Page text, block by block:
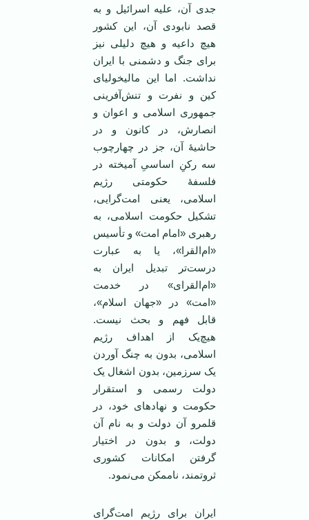
جدی آن، علیه اسرائیل و به
قصد نابودی آن، این کشور
هیچ داعیه و هیچ دلیلی نیز
برای جنگ و دشمنی با ایران
نداشت. اما این مالیخولیای
کین‌ و نفرت و تنش‌آفرینی
جمهوری اسلامی و اعوان و
انصارش، در کانون و در
حاشیۀ آن، جز در چهارچوب
سه رکنِ اساسیِ آمیخته در
فلسفۀ حکومتی رژیم
اسلامی، یعنی امت‌گرایی،
تشکیل حکومت اسلامی، به
رهبری «امام امت» و تأسیس
«ام‌القرا»، یا به عبارت
درست‌تر تبدیل ایران به
«ام‌القرای» در خدمت
«امت» در «جهان اسلام»،
قابل فهم و بحث نیست.
هیچ‌یک از اهداف رژیم
اسلامی، بدون به چنگ آوردن
یک سرزمین، بدون اشغال یک
دولت رسمی و استقرار
حکومت و نهادهای خود، در
قلمرو آن دولت و به نام آن
دولت، و بدون در اختیار
گرفتن امکانات کشوری
ثروتمند، ناممکن می‌نمود.
ایران برای رژیم امت‌گرای